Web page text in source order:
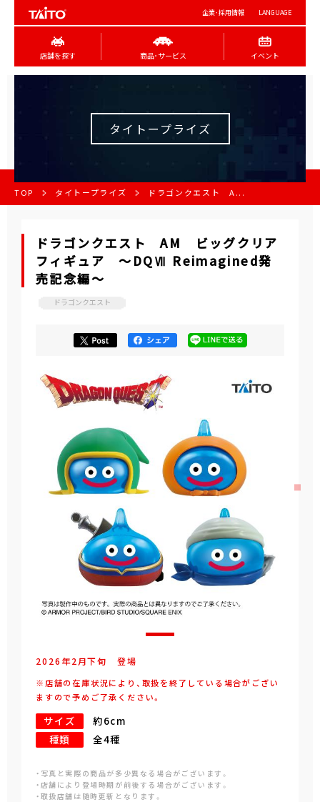
企業･採用情報 LANGUAGE
店舗を探す 商品･サービス イベント
タイトープライズ
TOP タイトープライズ ドラゴンクエスト A...
ドラゴンクエスト AM ビッグクリア
フィギュア ～DQⅦ Reimagined発
売記念編～
ドラゴンクエスト
2026年2月下旬 登場
※店舗の在庫状況により、取扱を終了している場合がござい
ますので予めご了承ください。
サイズ
約6cm
種類
全4種
・写真と実際の商品が多少異なる場合がございます。
・店舗により登場時期が前後する場合がございます。
・取扱店舗は随時更新となります。